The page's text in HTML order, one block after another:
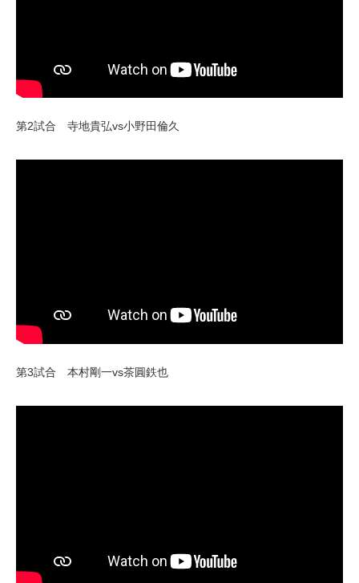
第2試合 寺地貴弘vs小野田倫久
第3試合 本村剛一vs茶圓鉄也